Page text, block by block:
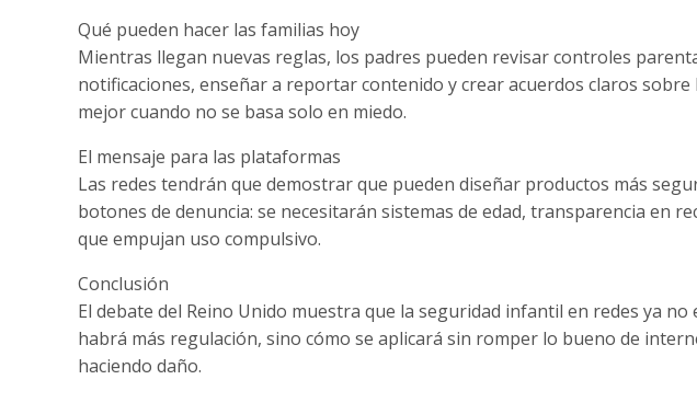
Qué pueden hacer las familias hoy
Mientras llegan nuevas reglas, los padres pueden revisar controles
notificaciones, enseñar a reportar contenido y crear acuerdos claros
mejor cuando no se basa solo en miedo.
El mensaje para las plataformas
Las redes tendrán que demostrar que pueden diseñar productos más
botones de denuncia: se necesitarán sistemas de edad, transparencia en
que empujan uso compulsivo.
Conclusión
El debate del Reino Unido muestra que la seguridad infantil en redes ya
habrá más regulación, sino cómo se aplicará sin romper lo bueno de
haciendo daño.